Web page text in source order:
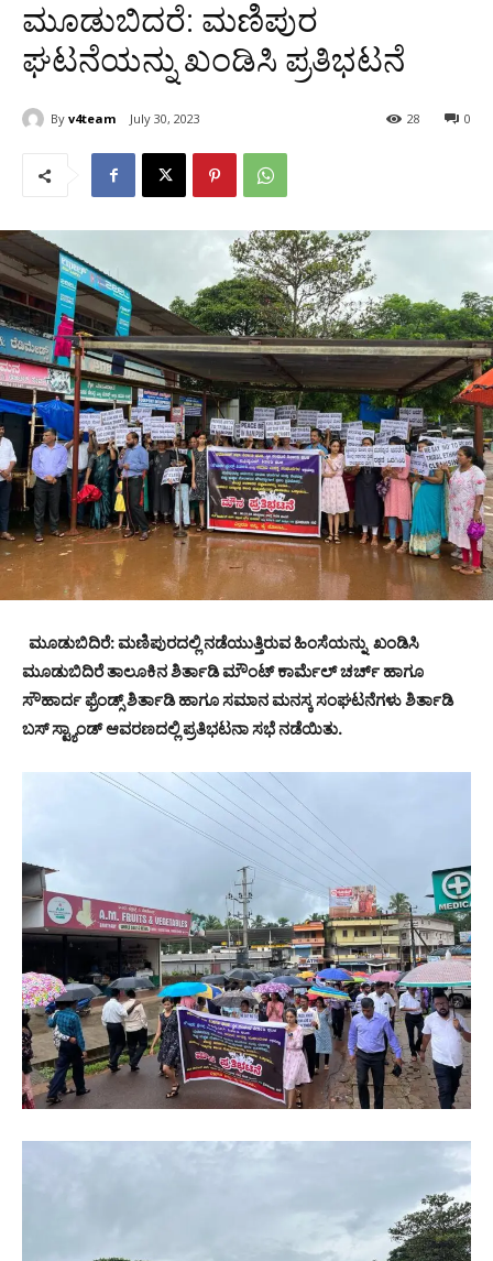
ಮೂಡುಬಿದರೆ: ಮಣಿಪುರ
ಘಟನೆಯನ್ನು ಖಂಡಿಸಿ ಪ್ರತಿಭಟನೆ
By v4team July 30, 2023 0
28
ಮೂಡುಬಿದಿರೆ: ಮಣಿಪುರದಲ್ಲಿ ನಡೆಯುತ್ತಿರುವ ಹಿಂಸೆಯನ್ನು ಖಂಡಿಸಿ
ಮೂಡುಬಿದಿರೆ ತಾಲೂಕಿನ ಶಿರ್ತಾಡಿ ಮೌಂಟ್ ಕಾರ್ಮೆಲ್ ಚರ್ಚ್ ಹಾಗೂ
ಸೌಹಾರ್ದ ಫ್ರೆಂಡ್ಸ್ ಶಿರ್ತಾಡಿ ಹಾಗೂ ಸಮಾನ ಮನಸ್ಕ ಸಂಘಟನೆಗಳು ಶಿರ್ತಾಡಿ
ಬಸ್ ಸ್ಟ್ಯಾಂಡ್ ಆವರಣದಲ್ಲಿ ಪ್ರತಿಭಟನಾ ಸಭೆ ನಡೆಯಿತು.